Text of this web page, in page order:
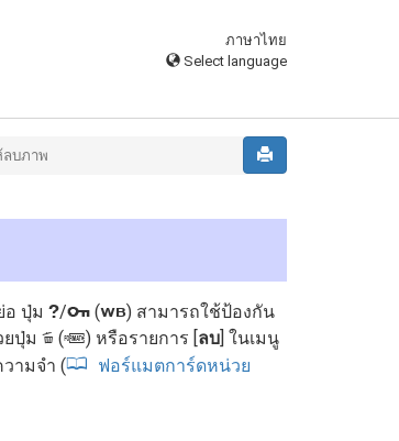
ภาษาไทย
Select language
ลบภาพ
อ ปุ่ม Q/g (U) สามารถใช้ป้องกัน
ปุ่ม O (Q) หรือรายการ [ลบ] ในเมนู
ามจำ (
ฟอร์แมตการ์ดหน่วย